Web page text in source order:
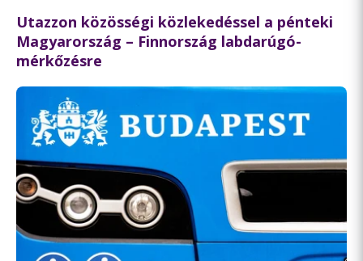
Utazzon közösségi közlekedéssel a pénteki
Magyarország – Finnország labdarúgó-
mérkőzésre